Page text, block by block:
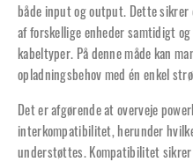
både input og output. Dette
af forskellige enheder samtidigt
kabeltyper. På denne måde kan
opladningsbehov med én enkel
Det er afgørende at overveje
interkompatibilitet, herunder
understøttes. Kompatibilitet